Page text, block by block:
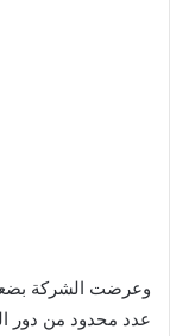
وعرضت الشركة
عدد محدود من دور